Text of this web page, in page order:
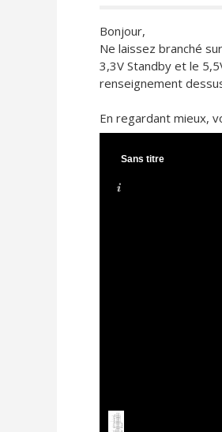
Bonjour,
Ne laissez branché
3,3V Standby et le
renseignement
En regardant mieux,
Sans titre